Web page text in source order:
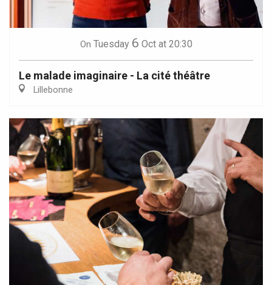
On Tuesday 6 Oct at 20:30
Le malade imaginaire - La cité théâtre
Lillebonne